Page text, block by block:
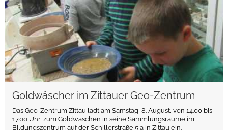
Goldwäscher im Zittauer Geo-Zentrum
Das Geo-Zentrum Zittau lädt am Samstag, 8. August, von 14.00 bis
17.00 Uhr, zum Goldwaschen in seine Sammlungsräume im
Bildungszentrum auf der Schillerstraße 5 a in Zittau ein.